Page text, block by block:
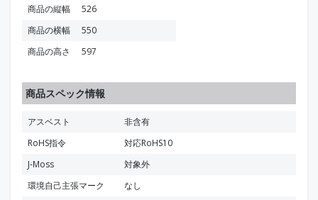
商品の縦幅
526
商品の横幅
550
商品の高さ
597
商品スペック情報
アスベスト
非含有
RoHS指令
対応RoHS10
J-Moss
対象外
環境自己主張マーク
なし